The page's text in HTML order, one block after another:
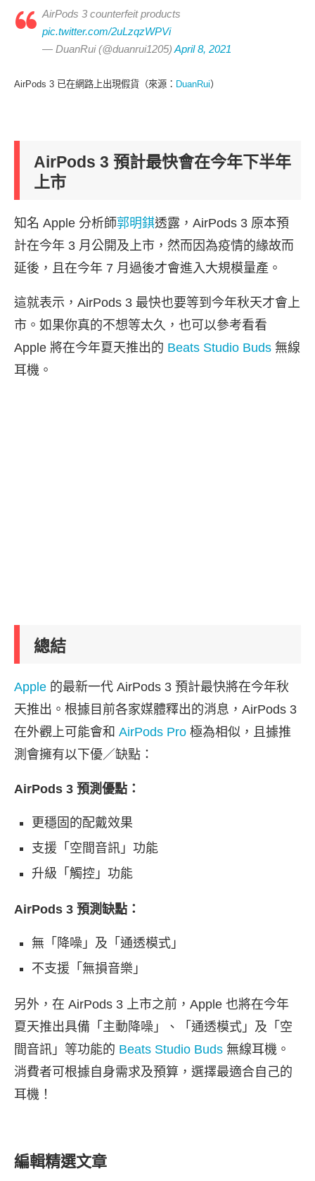
AirPods 3 counterfeit products
pic.twitter.com/2uLzqzWPVi
— DuanRui (@duanrui1205) April 8, 2021
AirPods 3 已在網路上出現假貨（來源： DuanRui）
AirPods 3 預計最快會在今年下半年
上市
知名 Apple 分析師郭明錤透露，AirPods 3 原本預
計在今年 3 月公開及上市，然而因為疫情的緣故而
延後，且在今年 7 月過後才會進入大規模量產。
這就表示，AirPods 3 最快也要等到今年秋天才會上
市。如果你真的不想等太久，也可以參考看看
Apple 將在今年夏天推出的 Beats Studio Buds 無線
耳機。
總結
Apple 的最新一代 AirPods 3 預計最快將在今年秋
天推出。根據目前各家媒體釋出的消息，AirPods 3
在外觀上可能會和 AirPods Pro 極為相似，且據推
測會擁有以下優／缺點：
AirPods 3 預測優點：
更穩固的配戴效果
支援「空間音訊」功能
升級「觸控」功能
AirPods 3 預測缺點：
無「降噪」及「通透模式」
不支援「無損音樂」
另外，在 AirPods 3 上市之前，Apple 也將在今年
夏天推出具備「主動降噪」、「通透模式」及「空
間音訊」等功能的 Beats Studio Buds 無線耳機。
消費者可根據自身需求及預算，選擇最適合自己的
耳機！
編輯精選文章